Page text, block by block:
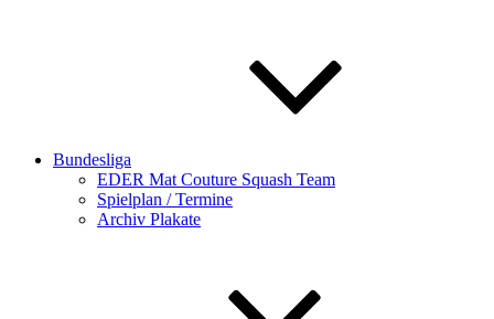
Bundesliga
EDER Mat Couture Squash Team
Spielplan / Termine
Archiv Plakate